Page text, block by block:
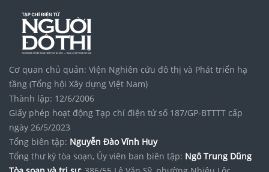
noxh K Home Avenue Nhơn Trạch
Căn hộ Masteri Cosmo Central
Mở bánDự án Bắc Thăng Long Urban City
Chủ đầu tưHoàng Huy New CityHải Phòng Imperia Sky Park giá
Cơ quan chủ quản: Viện Nghiên cứu đô thị và Phát triển hạ
tầng (Tổng hội Xây dựng Việt Nam)
Thành lập: 12/6/2006
Giấy phép hoạt động Tạp chí điện tử số 187/GP-BTTTT cấp
ngày 26/5/2023
Tổng biên tập: Nguyễn Đào Vĩnh Huy
Tổng thư ký tòa soạn, Ủy viên ban biên tập: Ngô Trung Dũng